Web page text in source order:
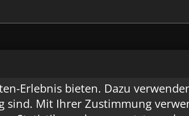
Erlebnis bieten. Dazu
Mit Ihrer Zustimmung